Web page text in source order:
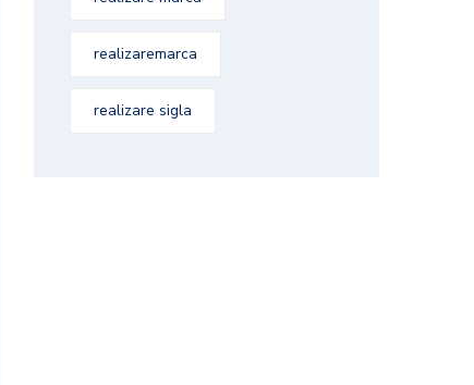
realizaremarca
realizare sigla